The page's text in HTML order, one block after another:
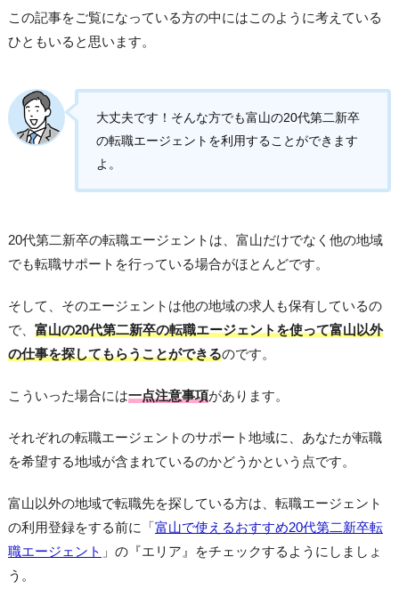
この記事をご覧になっている方の中にはこのように考えている
ひともいると思います。
大丈夫です！そんな方でも富山の20代第二新卒
の転職エージェントを利用することができます
よ。
20代第二新卒の転職エージェントは、富山だけでなく他の地域
でも転職サポートを行っている場合がほとんどです。
そして、そのエージェントは他の地域の求人も保有しているの
で、 富山の20代第二新卒の転職エージェントを使って富山以外
の仕事を探してもらうことができるのです。
こういった場合には一点注意事項があります。
それぞれの転職エージェントのサポート地域に、あなたが転職
を希望する地域が含まれているのかどうかという点です。
富山以外の地域で転職先を探している方は、転職エージェント
の利用登録をする前に「富山で使えるおすすめ20代第二新卒転
職エージェント 」の『エリア』をチェックするようにしましょ
う。